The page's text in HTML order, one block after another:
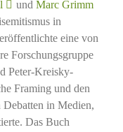
und Marc Grimm
in
eine von
Forschungsgruppe
Peter-Kreisky-
Framing und den
in Medien,
Das Buch